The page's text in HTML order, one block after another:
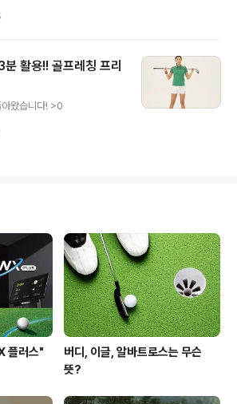
하나가 입에 잘 붙지 않는
다는 사실! >0> 알쏭?! 달쏭?!
은 이름들이 보이시나요? ^^
러운 이유 중 하나는 바로 우
한국 선수들이 대거 포진한
활용!! 골프레칭 프리
아왔습니다! >0
플러스"
버디, 이글, 알바트로스는 무슨
뜻?